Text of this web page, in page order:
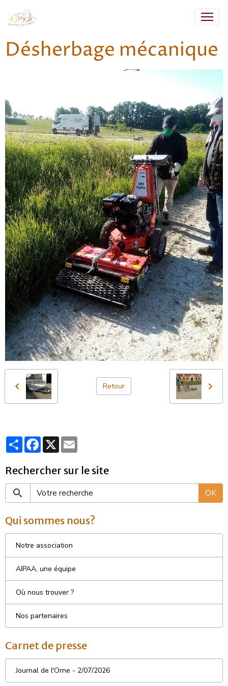
Désherbage mécanique
Retour
PartagerFacebook
X
Rechercher sur le site
OK
Qui sommes nous?
Notre association
AIPAA, une équipe
Où nous trouver ?
Nos partenaires
Carnet de presse
Journal de l'Orne - 2/07/2026